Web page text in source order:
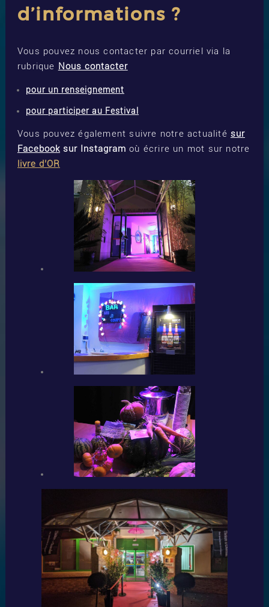
d’informations ?
Vous pouvez nous contacter par courriel via la
rubrique Nous contacter
pour un renseignement
pour participer au Festival
Vous pouvez également suivre notre actualité sur
Facebooksur Instagram où écrire un mot sur notre
livre d’OR